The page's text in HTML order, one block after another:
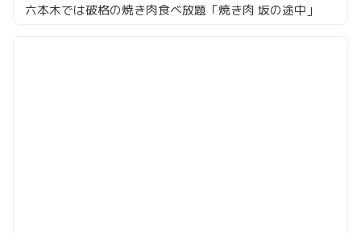
六本木では破格の焼き肉食べ放題「焼き肉 坂の途中」